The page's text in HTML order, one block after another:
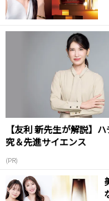
【友利 新先生が解説】
究＆先進サイエンス
(PR)